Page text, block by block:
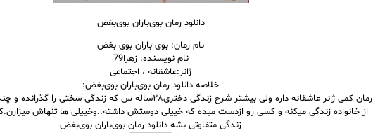
دانلود رمان بوی‌باران بوی‌بغض
نام رمان: بوی باران بوی بغض
نام نویسنده: زهرا79
ژانر:عاشقانه ، اجتماعی
خلاصه دانلود رمان بوی‌باران بوی‌بغض:
رمان کمی ژانر عاشقانه داره ولی بیشتر شرح زندگی دختری۲۸ساله س که زندگی سختی را گذرانده و چندسال هست که دور
از خانواده زندگی میکنه و کسی رو ازدست میده که خییلی دوستش داشته..وخییلی ها تنهاش
زندگی متفاوتی بشه دانلود رمان بوی‌باران بوی‌بغض